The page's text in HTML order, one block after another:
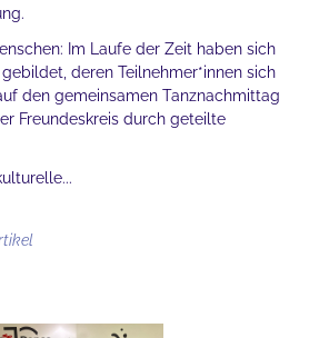
Im Laufe der Zeit haben sich
deren Teilnehmer*innen sich
den gemeinsamen Tanznachmittag
Freundeskreis durch geteilte